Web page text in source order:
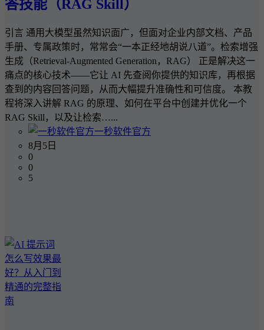
答技能（RAG Skill）
引言 通用大模型虽然知识面广，但面对企业内部文档、产品
手册、专属政策时，常常会“一本正经地胡说八道”。检索增强
生成（Retrieval-Augmented Generation，RAG） 正是解决这一
痛点的核心技术——它让 AI 先查阅你提供的知识库，再根据
查到的内容回答问题，从而大幅提升准确性和可信度。 本教
程将深入讲解 RAG 的原理、如何在平台中创建并优化一个
RAG Skill，以及让检索…...
一秒软件官方
8月5日
0
0
5